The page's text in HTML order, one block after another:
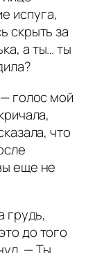
испуга,
скрыть за
а ты… ты
голос мой
что
еще не
грудь,
до того